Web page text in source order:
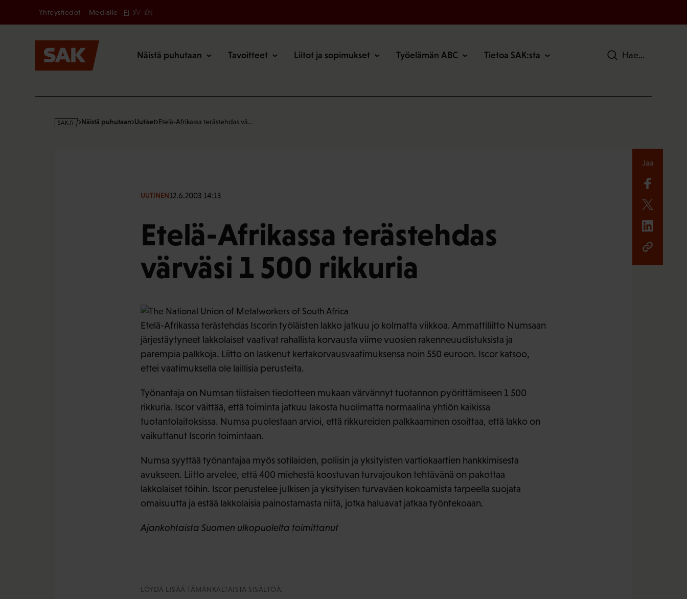
Secondary
Yhteystiedot Medialle FI SV EN
Näistä puhutaan Tavoitteet Liitot ja sopimukset Työelämän ABC Tietoa SAK:sta Hae
s
Näistä puhutaan Uutiset Etelä-Afrikassa terästehdas vä…
UUTINEN12.6.2003 14:13
Etelä-Afrikassa terästehdas
värväsi 1 500 rikkuria
Etelä-Afrikassa terästehdas Iscorin työläisten lakko jatkuu jo kolmatta viikkoa. Ammattiliitto Numsaan
järjestäytyneet lakkolaiset vaativat rahallista korvausta viime vuosien rakenneuudistuksista ja
parempia palkkoja. Liitto on laskenut kertakorvausvaatimuksensa noin 550 euroon. Iscor katsoo,
ettei vaatimuksella ole laillisia perusteita.
Työnantaja on Numsan tiistaisen tiedotteen mukaan värvännyt tuotannon pyörittämiseen 1 500
rikkuria. Iscor väittää, että toiminta jatkuu lakosta huolimatta normaalina yhtiön kaikissa
tuotantolaitoksissa. Numsa puolestaan arvioi, että rikkureiden palkkaaminen osoittaa, että lakko on
vaikuttanut Iscorin toimintaan.
Numsa syyttää työnantajaa myös sotilaiden, poliisin ja yksityisten vartiokaartien hankkimisesta
avukseen. Liitto arvelee, että 400 miehestä koostuvan turvajoukon tehtävänä on pakottaa
lakkolaiset töihin. Iscor perustelee julkisen ja yksityisen turvaväen kokoamista tarpeella suojata
omaisuutta ja estää lakkolaisia painostamasta niitä, jotka haluavat jatkaa työntekoaan.
Ajankohtaista Suomen ulkopuolelta toimittanut
LÖYDÄ LISÄÄ TÄMÄNKALTAISTA SISÄLTÖÄ:
Jaa